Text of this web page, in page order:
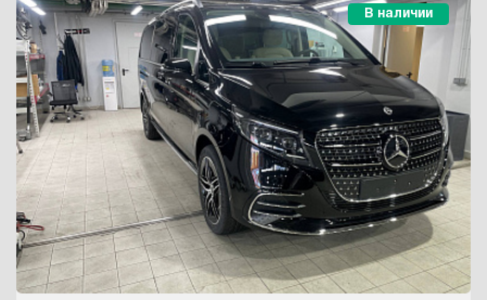
В наличии